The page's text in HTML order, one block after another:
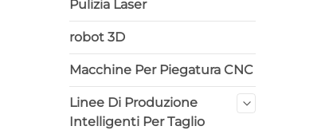
Pulizia Laser
robot 3D
Macchine Per Piegatura CNC
Linee Di Produzione
Intelligenti Per Taglio